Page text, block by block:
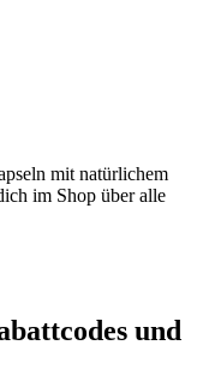
mit natürlichem
im Shop über alle
und